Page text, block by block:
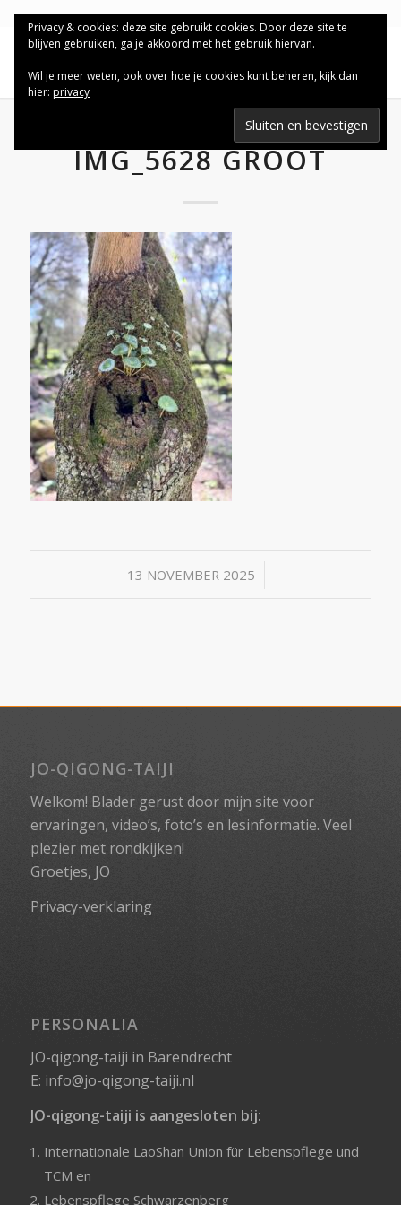
IMG_5628 GROOT
13 NOVEMBER 2025
/
JO-QIGONG-TAIJI
Welkom! Blader gerust door mijn site voor
ervaringen, video’s, foto’s en lesinformatie. Veel
plezier met rondkijken!
Groetjes, JO
Privacy-verklaring
PERSONALIA
JO-qigong-taiji in Barendrecht
E: info@jo-qigong-taiji.nl
JO-qigong-taiji is aangesloten bij:
Internationale LaoShan Union für Lebenspflege und
TCM en
Lebenspflege Schwarzenberg
Privacy & cookies: deze site gebruikt cookies. Door deze site te
blijven gebruiken, ga je akkoord met het gebruik hiervan.
Wil je meer weten, ook over hoe je cookies kunt beheren, kijk dan
hier: privacy